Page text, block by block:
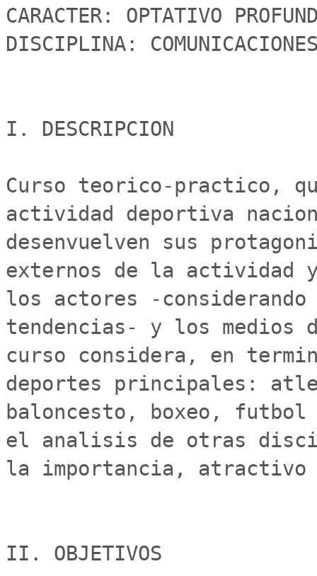
CARACTER: OPTATIVO
DISCIPLINA:
I. DESCRIPCION
Curso teorico-practico,
actividad deportiva
desenvuelven sus
externos de la actividad
los actores -considerando
tendencias- y los medios
curso considera, en
deportes principales:
baloncesto, boxeo,
el analisis de otras
la importancia, atractivo
II. OBJETIVOS